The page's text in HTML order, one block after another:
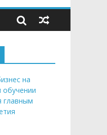
на
обучении
главным